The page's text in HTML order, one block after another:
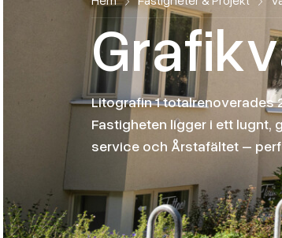
Grafikv
Litografin 1 totalrenoverades
Fastigheten ligger i ett lugnt,
service och Årstafältet –